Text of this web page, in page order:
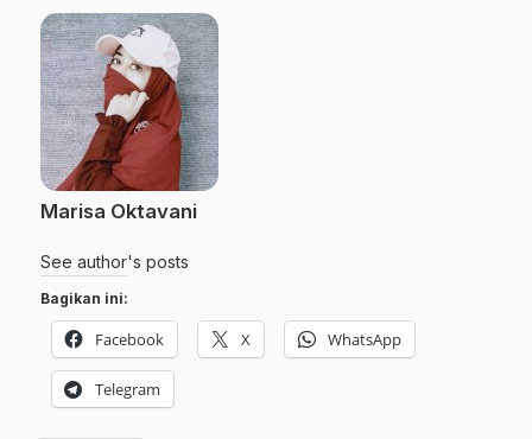
Marisa Oktavani
See author's posts
Bagikan ini:
Facebook X WhatsApp
Telegram